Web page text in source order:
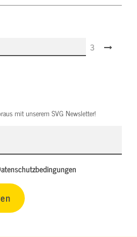
3
mit unserem SVG Newsletter!